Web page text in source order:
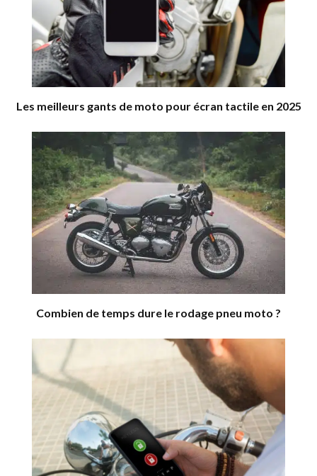
Les meilleurs gants de moto pour écran tactile en 2025
Combien de temps dure le rodage pneu moto ?